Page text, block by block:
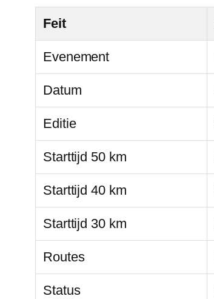
Feit
Evenement
Datum
Editie
Starttijd 50 km
Starttijd 40 km
Starttijd 30 km
Routes
Status